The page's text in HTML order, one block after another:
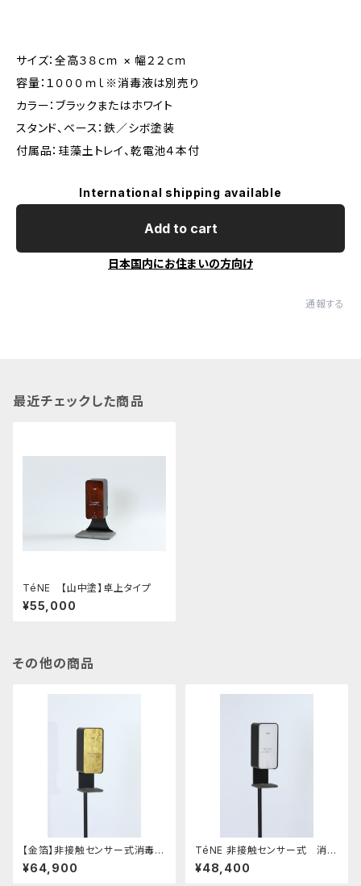
サイズ：全高３８ｃｍ × 幅２２ｃｍ
容量：１０００ｍｌ※消毒液は別売り
カラー：ブラックまたはホワイト
スタンド、ベース：鉄／シボ塗装
付属品：珪藻土トレイ、乾電池４本付
International shipping available
Add to cart
日本国内にお住まいの方向け
通報する
最近チェックした商品
TéNE 【山中塗】卓上タイプ
¥55,000
その他の商品
【金箔】非接触センサー式消毒液
スタンド(組み立て式)
¥64,900
TéNE 非接触センサー式 消毒
液スタンド
¥48,400